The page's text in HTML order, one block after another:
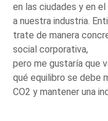
en las ciudades y en
a nuestra industria.
trate de manera
social corporativa,
pero me gustaría que
qué equilibro se debe
CO2 y mantener una